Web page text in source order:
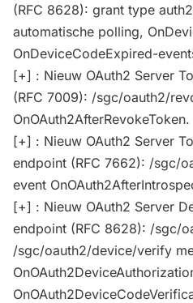
(RFC 8628): grant type
automatische polling,
OnDeviceCodeExpired-
[+] : Nieuw OAuth2 Server
(RFC 7009): /sgc/oauth2/
OnOAuth2AfterRevokeToken.
[+] : Nieuw OAuth2 Server
endpoint (RFC 7662): /sgc/
event
[+] : Nieuw OAuth2 Server
endpoint (RFC 8628): /sgc/
/sgc/oauth2/device/verify